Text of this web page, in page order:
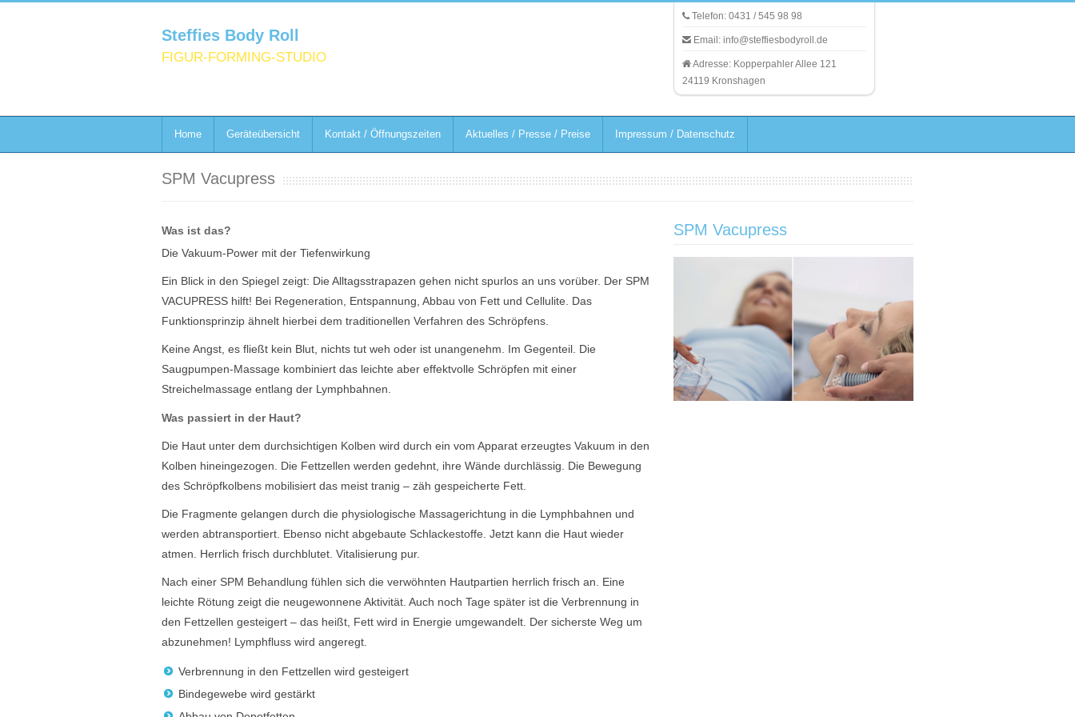
Steffies Body Roll
FIGUR-FORMING-STUDIO
Telefon: 0431 / 545 98 98
Email: info@steffiesbodyroll.de
Adresse: Kopperpahler Allee 121
24119 Kronshagen
Home Geräteübersicht Kontakt / Öffnungszeiten Aktuelles / Presse / Preise Impressum / Datenschutz
SPM Vacupress
Was ist das?
Die Vakuum-Power mit der Tiefenwirkung
Ein Blick in den Spiegel zeigt: Die Alltagsstrapazen gehen nicht spurlos an uns vorüber. Der SPM
VACUPRESS hilft! Bei Regeneration, Entspannung, Abbau von Fett und Cellulite. Das
Funktionsprinzip ähnelt hierbei dem traditionellen Verfahren des Schröpfens.
Keine Angst, es fließt kein Blut, nichts tut weh oder ist unangenehm. Im Gegenteil. Die
Saugpumpen-Massage kombiniert das leichte aber effektvolle Schröpfen mit einer
Streichelmassage entlang der Lymphbahnen.
Was passiert in der Haut?
Die Haut unter dem durchsichtigen Kolben wird durch ein vom Apparat erzeugtes Vakuum in den
Kolben hineingezogen. Die Fettzellen werden gedehnt, ihre Wände durchlässig. Die Bewegung
des Schröpfkolbens mobilisiert das meist tranig – zäh gespeicherte Fett.
Die Fragmente gelangen durch die physiologische Massagerichtung in die Lymphbahnen und
werden abtransportiert. Ebenso nicht abgebaute Schlackestoffe. Jetzt kann die Haut wieder
atmen. Herrlich frisch durchblutet. Vitalisierung pur.
Nach einer SPM Behandlung fühlen sich die verwöhnten Hautpartien herrlich frisch an. Eine
leichte Rötung zeigt die neugewonnene Aktivität. Auch noch Tage später ist die Verbrennung in
den Fettzellen gesteigert – das heißt, Fett wird in Energie umgewandelt. Der sicherste Weg um
abzunehmen! Lymphfluss wird angeregt.
Verbrennung in den Fettzellen wird gesteigert
Bindegewebe wird gestärkt
SPM Vacupress